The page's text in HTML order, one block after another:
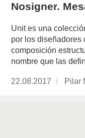
Nosigner.
Unit es una
por los diseñadores
composición
nombre que las
Publicado
22.08.2017 Pilar